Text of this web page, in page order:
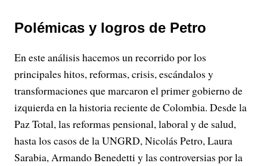
Polémicas y logros de Petro
En este análisis hacemos un recorrido por los
principales hitos, reformas, crisis, escándalos y
transformaciones que marcaron el primer gobierno de
izquierda en la historia reciente de Colombia. Desde la
Paz Total, las reformas pensional, laboral y de salud,
hasta los casos de la UNGRD, Nicolás Petro, Laura
Sarabia, Armando Benedetti y las controversias por la